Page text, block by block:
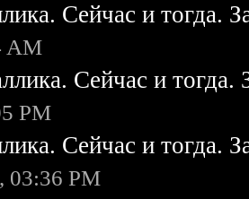
Сейчас и тогда.
AM
Сейчас и
PM
Сейчас и тогда.
03:36 PM